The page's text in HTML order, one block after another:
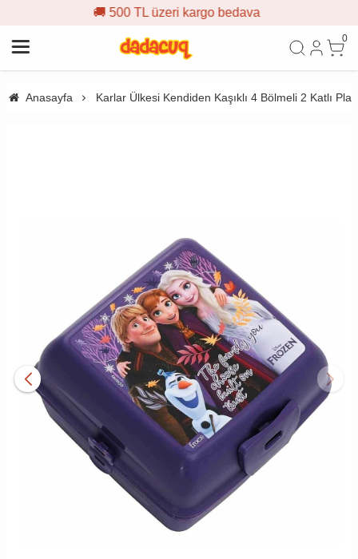
🚚 500 TL üzeri kargo bedava
0
Anasayfa Karlar Ülkesi Kendiden Kaşıklı 4 Bölmeli 2 Katlı